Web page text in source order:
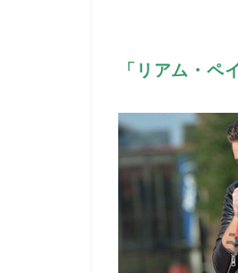
「リアム・ペ